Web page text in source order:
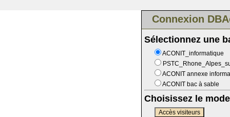
Connexion
Sélectionnez une
ACONIT_informatique
ACONIT annexe
ACONIT bac à sable
Choisissez le
Accès visiteurs